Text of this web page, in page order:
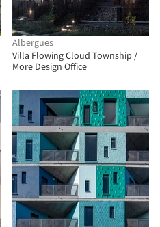
Albergues
Villa Flowing Cloud Township /
More Design Office